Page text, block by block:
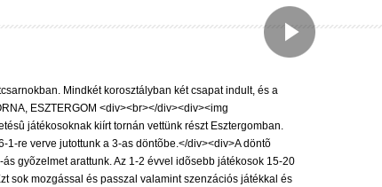
Mindkét korosztályban két csapat indult, és a
ESZTERGOM <div><br></div><div><img
játékosoknak kiírt tornán vettünk részt Esztergomban.
re verve jutottunk a 3-as döntõbe.</div><div>A döntõ
gyõzelmet arattunk. Az 1-2 évvel idõsebb játékosok 15-20
sok mozgással és passzal valamint szenzációs játékkal és